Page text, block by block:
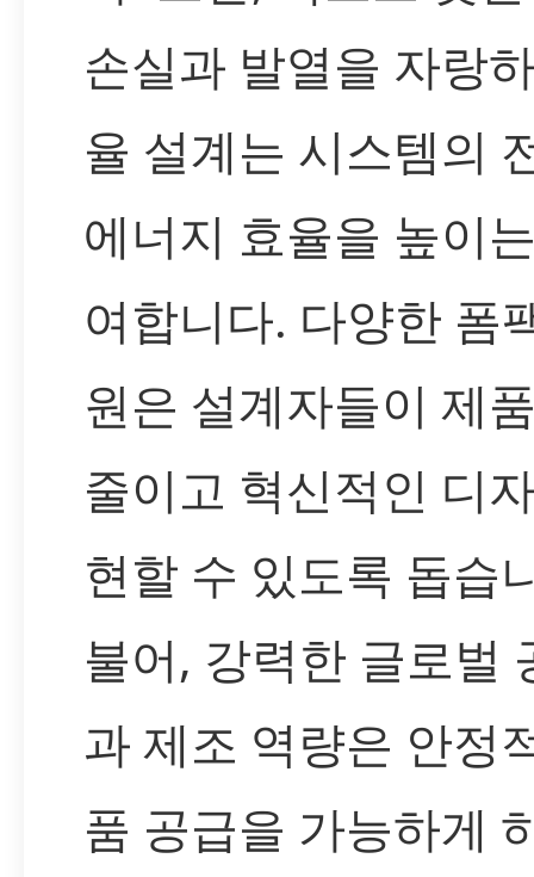
손실과 발열을 자랑
율 설계는 시스템의
에너지 효율을 높이
여합니다. 다양한 폼
원은 설계자들이 제
줄이고 혁신적인 디
현할 수 있도록 돕습
불어, 강력한 글로벌
과 제조 역량은 안정
품 공급을 가능하게